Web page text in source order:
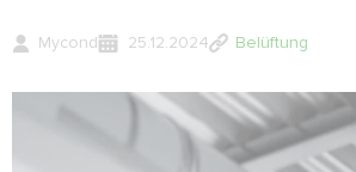
Mycond 25.12.2024 Belüftung